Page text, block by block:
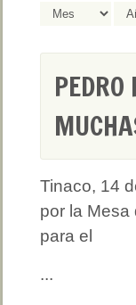
Tinaco, 14
por la Mesa
para el
...